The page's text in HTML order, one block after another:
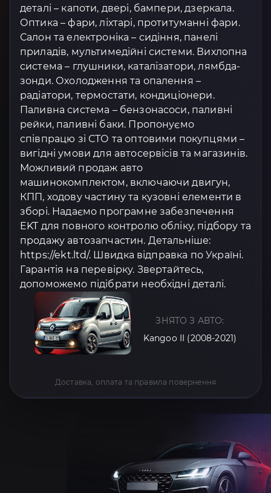
деталі – капоти, двері, бампери, дзеркала.
Оптика – фари, ліхтарі, протитуманні фари.
Салон та електроніка – сидіння, панелі
приладів, мультимедійні системи. Вихлопна
система – глушники, каталізатори, лямбда-
зонди. Охолодження та опалення –
радіатори, термостати, кондиціонери.
Паливна система – бензонасоси, паливні
рейки, паливні баки. Пропонуємо
співпрацю зі СТО та оптовими покупцями –
вигідні умови для автосервісів та магазинів.
Можливий продаж авто
машинокомплектом, включаючи двигун,
КПП, ходову частину та кузовні елементи в
зборі. Надаємо програмне забезпечення
EKT для повного контролю обліку, підбору та
продажу автозапчастин. Детальніше:
https://ekt.ltd/. Швидка відправка по Україні.
Гарантія на перевірку. Звертайтесь,
допоможемо підібрати необхідні деталі.
ЗНЯТО З АВТО:
Kangoo II (2008-2021)
Доставка, оплата та правила повернення